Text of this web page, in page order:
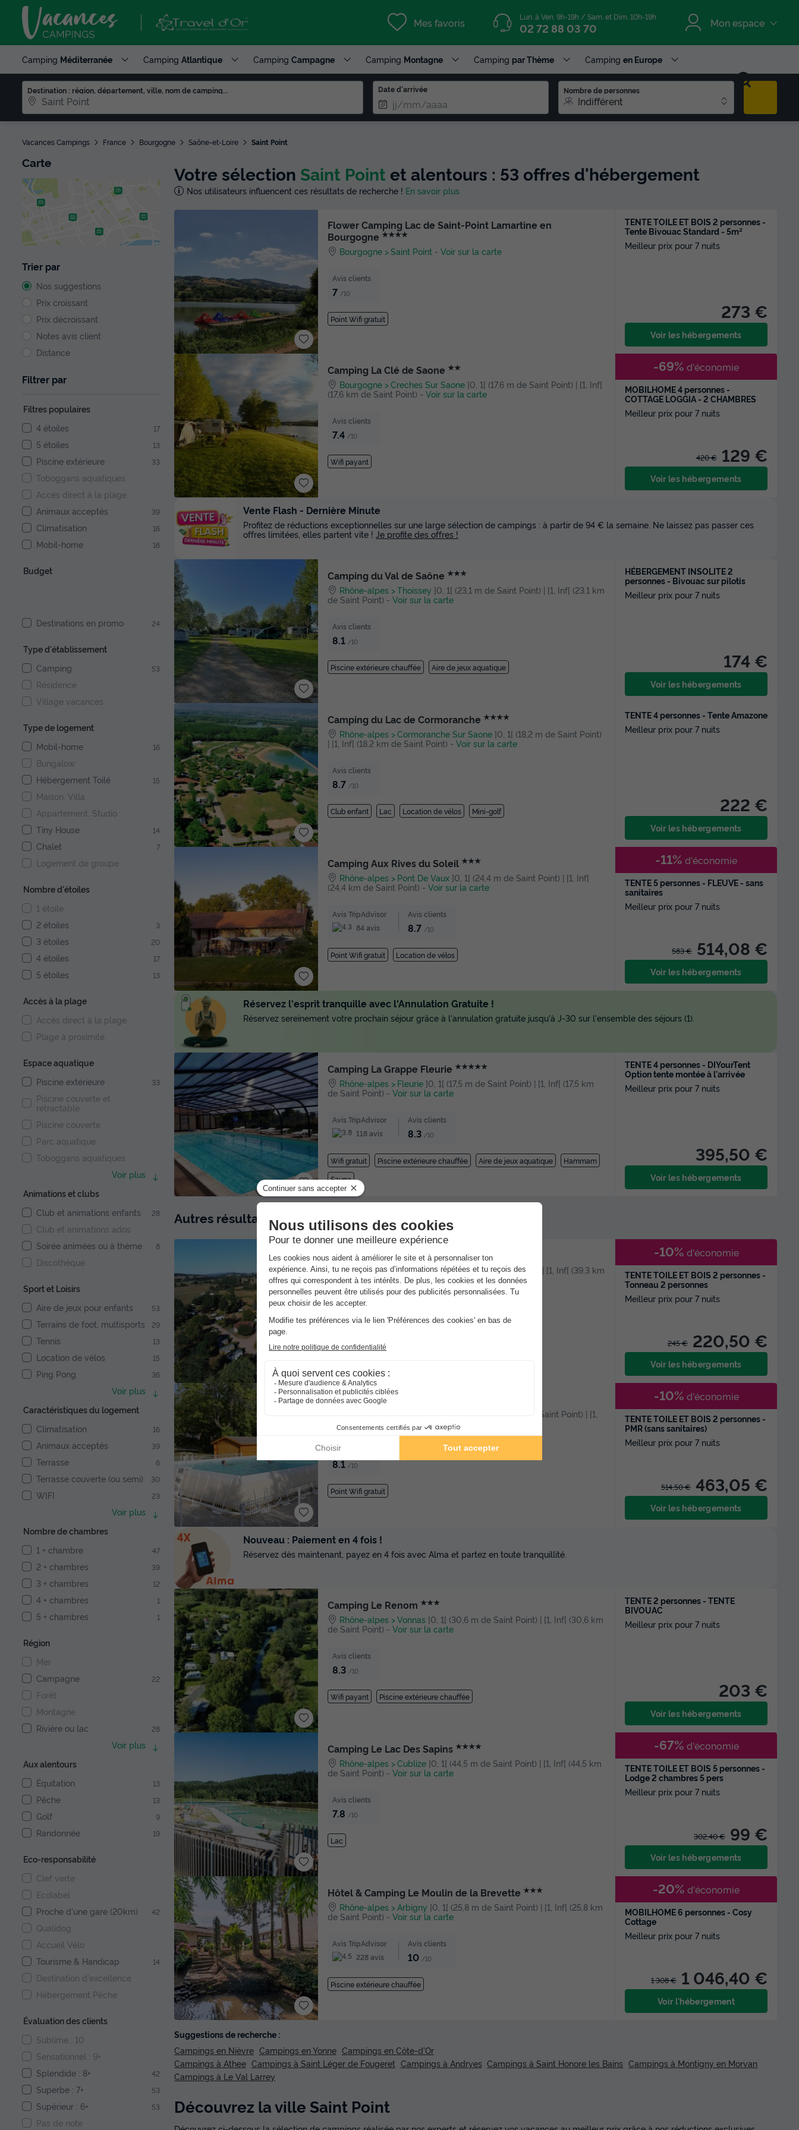
Mes favoris Lun. à Ven. 9h-19h / Sam. et Dim. 10h-19h
02 72 88 03 70 Mon espace
Camping Méditerranée Camping Atlantique Camping Campagne Camping Montagne Camping par Thème Camping en Europe
Destination : région, département, ville, nom de camping... Date d'arrivée Nombre de personnes
Indifférent
Vacances Campings France Bourgogne Saône-et-Loire Saint Point
Carte
Trier par
Nos suggestions
Prix croissant
Prix décroissant
Notes avis client
Distance
Filtrer par
Filtres populaires
4 étoiles
17
5 étoiles 13
Piscine extérieure 33
Toboggans aquatiques
Accès direct à la plage
Animaux acceptés
39
Climatisation 16
Mobil-home 16
Budget
Destinations en promo 24
Type d'établissement
Camping
53
Résidence
Village vacances
Type de logement
Mobil-home
16
Bungalow
Hébergement Toilé
15
Maison, Villa
Appartement, Studio
Tiny House
14
Chalet 7
Logement de groupe
Nombre d'étoiles
1 étoile
2 étoiles
3
3 étoiles 20
4 étoiles 17
5 étoiles 13
Accès à la plage
Accès direct à la plage
Plage à proximité
Espace aquatique
Piscine extérieure
33
Piscine couverte et
rétractable
Piscine couverte
Parc aquatique
Toboggans aquatiques
Voir plus
Animations et clubs
Club et animations enfants
28
Club et animations ados
Soirée animées ou à thème
8
Discothèque
Sport et Loisirs
Aire de jeux pour enfants
53
Terrains de foot, multisports 29
Tennis 13
Location de vélos 15
Ping Pong 36
Voir plus
Caractéristiques du logement
Climatisation
16
Animaux acceptés 39
Terrasse 6
Terrasse couverte (ou semi) 30
WIFI 23
Voir plus
Nombre de chambres
1 + chambre
47
2 + chambres 39
3 + chambres 12
4 + chambres 1
5 + chambres 1
Région
Mer
Campagne
22
Forêt
Montagne
Rivière ou lac
28
Voir plus
Aux alentours
Équitation
13
Pêche 13
Golf 9
Randonnée 19
Eco-responsabilité
Clef verte
Ecolabel
Proche d'une gare (20km)
42
Qualidog
Accueil Vélo
Tourisme & Handicap
14
Destination d'excellence
Hébergement Pêche
Évaluation des clients
Sublime : 10
Sensationnel : 9+
Splendide : 8+
42
Superbe : 7+ 53
Supérieur : 6+ 53
Pas de note
Votre sélection Saint Point et alentours : 53 offres d'hébergement
Nos utilisateurs influencent ces résultats de recherche ! En savoir plus
Flower Camping Lac de Saint-Point Lamartine en
Bourgogne ★★★★
Bourgogne Saint Point -Voir sur la carte
Avis clients
7 /10
Point Wifi gratuit
TENTE TOILE ET BOIS 2 personnes -
Tente Bivouac Standard - 5m²
Meilleur prix pour 7 nuits
273 €
Voir les hébergements
Camping La Clé de Saone ★★
Bourgogne Creches Sur Saone ]0, 1[ (17,6 m de Saint Point) | [1, Inf[
(17,6 km de Saint Point) - Voir sur la carte
Avis clients
7.4 /10
Wifi payant
MOBILHOME 4 personnes -
COTTAGE LOGGIA - 2 CHAMBRES
Meilleur prix pour 7 nuits
420 € 129 €
-69% d'économie
Voir les hébergements
Camping du Val de Saône ★★★
Rhône-alpes Thoissey ]0, 1[ (23,1 m de Saint Point) | [1, Inf[ (23,1 km
de Saint Point) - Voir sur la carte
Avis clients
8.1 /10
Piscine extérieure chauffée Aire de jeux aquatique
HÉBERGEMENT INSOLITE 2
personnes - Bivouac sur pilotis
Meilleur prix pour 7 nuits
174 €
Voir les hébergements
Camping du Lac de Cormoranche ★★★★
Rhône-alpes Cormoranche Sur Saone ]0, 1[ (18,2 m de Saint Point)
| [1, Inf[ (18,2 km de Saint Point) - Voir sur la carte
Avis clients
8.7 /10
Club enfant Lac Location de vélos Mini-golf
TENTE 4 personnes - Tente Amazone
Meilleur prix pour 7 nuits
222 €
Voir les hébergements
Camping Aux Rives du Soleil ★★★
Rhône-alpes Pont De Vaux ]0, 1[ (24,4 m de Saint Point) | [1, Inf[
(24,4 km de Saint Point) - Voir sur la carte
Avis TripAdvisor
84 avis
Avis clients
8.7 /10
Point Wifi gratuit Location de vélos
TENTE 5 personnes - FLEUVE - sans
sanitaires
Meilleur prix pour 7 nuits
583 € 514,08 €
-11% d'économie
Voir les hébergements
Camping La Grappe Fleurie ★★★★★
Rhône-alpes Fleurie ]0, 1[ (17,5 m de Saint Point) | [1, Inf[ (17,5 km
de Saint Point) - Voir sur la carte
Avis TripAdvisor
118 avis
Avis clients
8.3 /10
Wifi gratuit Piscine extérieure chauffée Aire de jeux aquatique
Hammam
Sauna
TENTE 4 personnes - DIYourTent
Option tente montée à l'arrivée
Meilleur prix pour 7 nuits
395,50 €
Voir les hébergements
Autres résultats autour de Saint Point
Camping de Charlieu ★★★
Rhône-alpes Charlieu ]0, 1[ (39,3 m de Saint Point) | [1, Inf[ (39,3 km
de Saint Point)-Voir sur la carte
Avis clients
9.3 /10
TENTE TOILE ET BOIS 2 personnes -
Tonneau 2 personnes
Meilleur prix pour 7 nuits
245 € 220,50 €
-10% d'économie
Voir les hébergements
Camping Le Nid du Parc
]0, 1[ (48,9 m de Saint Point) | [1,
Inf[ (48,9 km de Saint Point) -Voir sur la carte
Avis clients
8.1 /10
Point Wifi gratuit
TENTE TOILE ET BOIS 2 personnes -
PMR (sans sanitaires)
Meilleur prix pour 7 nuits
514,50 € 463,05 €
-10% d'économie
Voir les hébergements
Camping Le Renom ★★★
Rhône-alpes Vonnas ]0, 1[ (30,6 m de Saint Point) | [1, Inf[ (30,6 km
de Saint Point) - Voir sur la carte
Avis clients
8.3 /10
Wifi payant Piscine extérieure chauffée
TENTE 2 personnes - TENTE
BIVOUAC
Meilleur prix pour 7 nuits
203 €
Voir les hébergements
Camping Le Lac Des Sapins ★★★★
Rhône-alpes Cublize ]0, 1[ (44,5 m de Saint Point) | [1, Inf[ (44,5 km
de Saint Point) - Voir sur la carte
Avis clients
7.8 /10
Lac
TENTE TOILE ET BOIS 5 personnes -
Lodge 2 chambres 5 pers
Meilleur prix pour 7 nuits
302,40 € 99 €
-67% d'économie
Voir les hébergements
Hôtel & Camping Le Moulin de la Brevette ★★★
Rhône-alpes Arbigny ]0, 1[ (25,8 m de Saint Point) | [1, Inf[ (25,8 km
de Saint Point) - Voir sur la carte
Avis TripAdvisor
228 avis
Avis clients
10 /10
Piscine extérieure chauffée
MOBILHOME 6 personnes - Cosy
Cottage
Meilleur prix pour 7 nuits
1 308 € 1 046,40 €
-20% d'économie
Voir l'hébergement
Réservez l'esprit tranquille avec l'Annulation Gratuite !
Réservez sereinement votre prochain séjour grâce à l'annulation gratuite jusqu'à J-30 sur l'ensemble des séjours (1).
Nouveau : Paiement en 4 fois !
Réservez dès maintenant, payez en 4 fois avec Alma et partez en toute tranquillité.
Vente Flash - Dernière Minute
Profitez de réductions exceptionnelles sur une large sélection de campings : à partir de 94 € la semaine. Ne laissez pas passer ces
offres limitées, elles partent vite ! Je profite des offres !
Suggestions de recherche :
Campings en Nièvre Campings en Yonne Campings en Côte-d'Or
Campings à Athee Campings à Saint Léger de Fougeret Campings à Andryes Campings à Saint Honore les Bains Campings à Montigny en Morvan
Campings à Le Val Larrey
Découvrez la ville Saint Point